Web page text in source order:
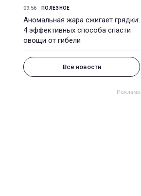
09:56 ПОЛЕЗНОЕ
Аномальная жара сжигает грядки:
4 эффективных способа спасти
овощи от гибели
Все новости